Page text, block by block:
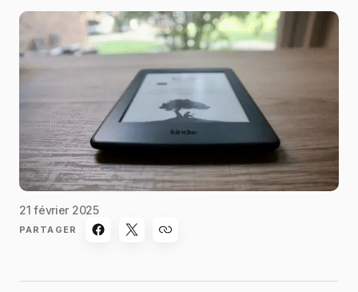
21 février 2025
PARTAGER